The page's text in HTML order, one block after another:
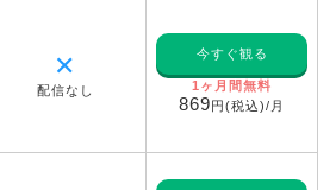
✕
配信なし
今すぐ観る
1ヶ月間無料
869円(税込)/月